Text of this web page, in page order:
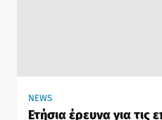
NEWS
Ετήσια έρευνα για τις